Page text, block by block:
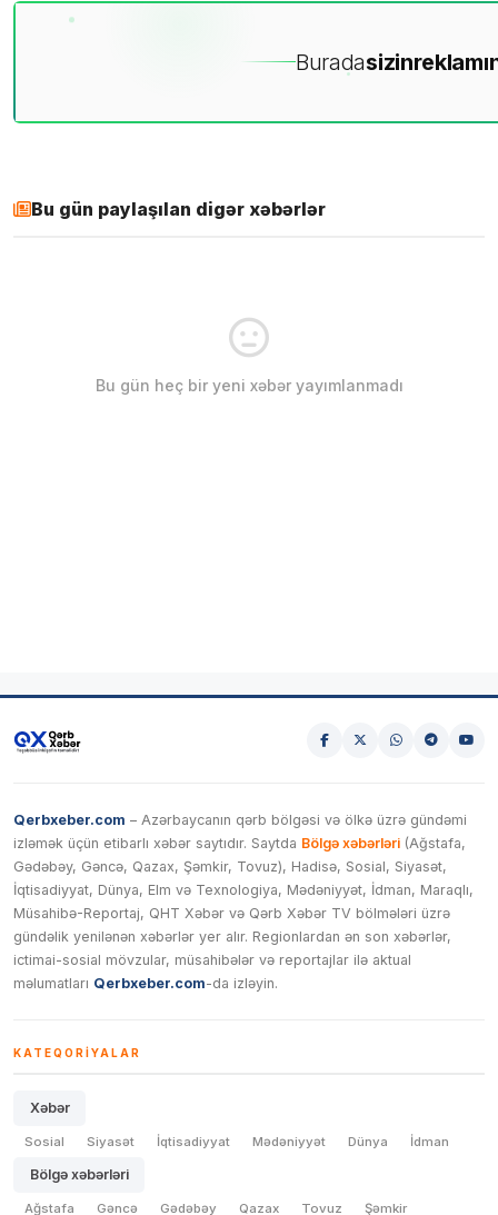
Buradasizin
Bu gün paylaşılan digər xəbərlər
Bu gün heç bir yeni xəbər yayımlanmadı
Qerbxeber.com – Azərbaycanın qərb bölgəsi və ölkə üzrə gündəmi
izləmək üçün etibarlı xəbər saytıdır. Saytda Bölgə xəbərləri (Ağstafa,
Gədəbəy, Gəncə, Qazax, Şəmkir, Tovuz), Hadisə, Sosial, Siyasət,
İqtisadiyyat, Dünya, Elm və Texnologiya, Mədəniyyət, İdman, Maraqlı,
Müsahibə-Reportaj, QHT Xəbər və Qərb Xəbər TV bölmələri üzrə
gündəlik yenilənən xəbərlər yer alır. Regionlardan ən son xəbərlər,
ictimai-sosial mövzular, müsahibələr və reportajlar ilə aktual
məlumatları Qerbxeber.com-da izləyin.
KATEQORIYALAR
Xəbər
Sosial Siyasət İqtisadiyyat Mədəniyyət Dünya İdman
Bölgə xəbərləri
Ağstafa Gəncə Gədəbəy Qazax Tovuz Şəmkir